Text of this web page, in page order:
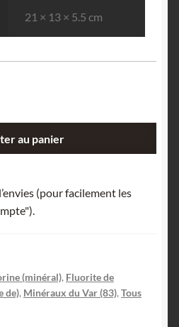
21 × 13 × 5.5 cm
au panier
(pour facilement les
(minéral), Fluorite de
de), Minéraux du Var (83), Tous